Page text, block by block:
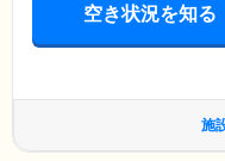
空き状況を知る
施